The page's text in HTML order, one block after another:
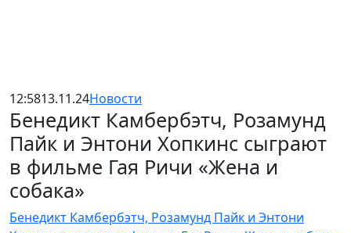
12:5813.11.24Новости
Бенедикт Камбербэтч, Розамунд
Пайк и Энтони Хопкинс сыграют
в фильме Гая Ричи «Жена и
собака»
Бенедикт Камбербэтч, Розамунд Пайк и Энтони